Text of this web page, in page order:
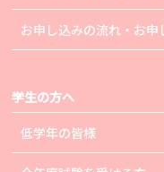
お申し込みの流れ・お
学生の方へ
低学年の皆様